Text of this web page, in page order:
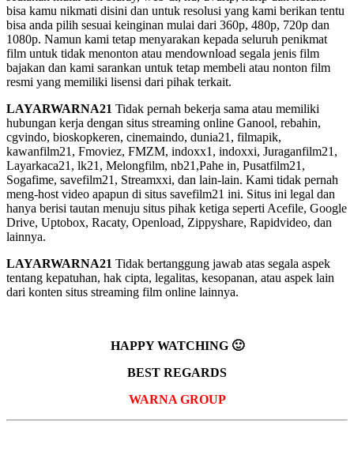
bisa kamu nikmati disini dan untuk resolusi yang kami berikan tentu
bisa anda pilih sesuai keinginan mulai dari 360p, 480p, 720p dan
1080p. Namun kami tetap menyarakan kepada seluruh penikmat
film untuk tidak menonton atau mendownload segala jenis film
bajakan dan kami sarankan untuk tetap membeli atau nonton film
resmi yang memiliki lisensi dari pihak terkait.
LAYARWARNA21 Tidak pernah bekerja sama atau memiliki
hubungan kerja dengan situs streaming online Ganool, rebahin,
cgvindo, bioskopkeren, cinemaindo, dunia21, filmapik,
kawanfilm21, Fmoviez, FMZM, indoxx1, indoxxi, Juraganfilm21,
Layarkaca21, lk21, Melongfilm, nb21,Pahe in, Pusatfilm21,
Sogafime, savefilm21, Streamxxi, dan lain-lain. Kami tidak pernah
meng-host video apapun di situs savefilm21 ini. Situs ini legal dan
hanya berisi tautan menuju situs pihak ketiga seperti Acefile, Google
Drive, Uptobox, Racaty, Openload, Zippyshare, Rapidvideo, dan
lainnya.
LAYARWARNA21 Tidak bertanggung jawab atas segala aspek
tentang kepatuhan, hak cipta, legalitas, kesopanan, atau aspek lain
dari konten situs streaming film online lainnya.
HAPPY WATCHING 🙂
BEST REGARDS
WARNA GROUP